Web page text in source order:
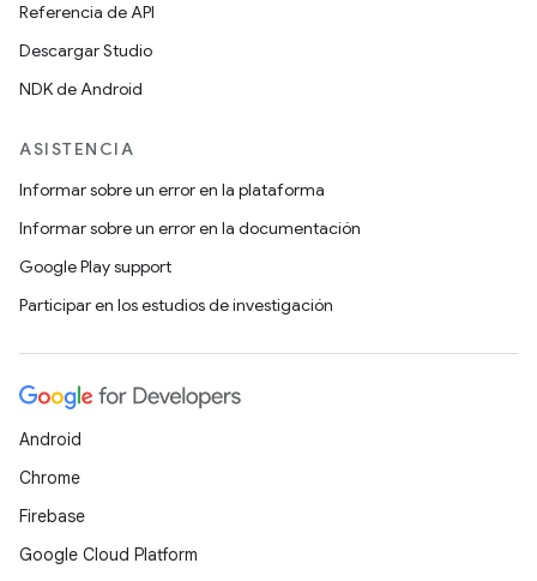
Referencia de API
Descargar Studio
NDK de Android
ASISTENCIA
Informar sobre un error en la plataforma
Informar sobre un error en la documentación
Google Play support
Participar en los estudios de investigación
Android
Chrome
Firebase
Google Cloud Platform